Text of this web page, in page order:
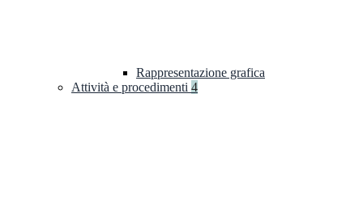
Rappresentazione grafica
Attività e procedimenti 4